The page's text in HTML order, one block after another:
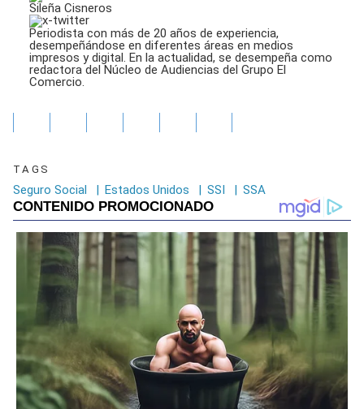
Sileña Cisneros
Periodista con más de 20 años de experiencia,
desempeñándose en diferentes áreas en medios
impresos y digital. En la actualidad, se desempeña como
redactora del Núcleo de Audiencias del Grupo El
Comercio.
TAGS
Seguro Social | Estados Unidos | SSI | SSA